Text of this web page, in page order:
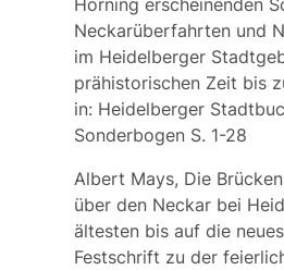
Hörning erscheinenden
Neckarüberfahrten und
im Heidelberger
prähistorischen Zeit bis
in: Heidelberger
Sonderbogen S. 1-28
Albert Mays, Die
über den Neckar bei
ältesten bis auf die
Festschrift zu der